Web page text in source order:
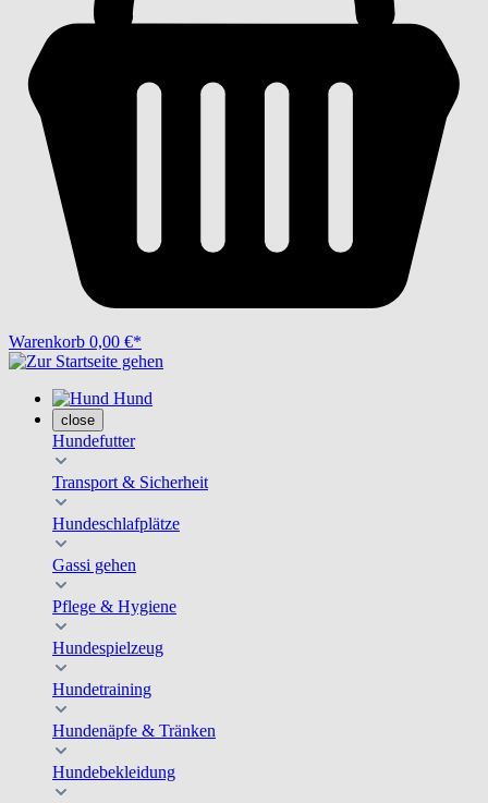
Warenkorb 0,00 €*
Hund
close
Hundefutter
Transport & Sicherheit
Hundeschlafplätze
Gassi gehen
Pflege & Hygiene
Hundespielzeug
Hundetraining
Hundenäpfe & Tränken
Hundebekleidung